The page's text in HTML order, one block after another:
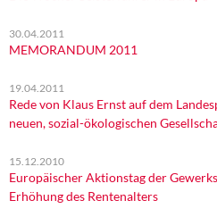
Über mich
Kontakt
30.04.2011
MEMORANDUM 2011
19.04.2011
Rede von Klaus Ernst auf dem
neuen, sozial-ökologischen
15.12.2010
Europäischer Aktionstag der
Erhöhung des Rentenalters